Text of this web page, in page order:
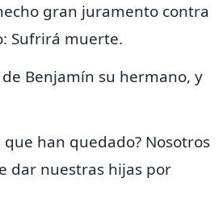
gran juramento contra
Sufrirá muerte.
Benjamín su hermano, y
han quedado? Nosotros
dar nuestras hijas por